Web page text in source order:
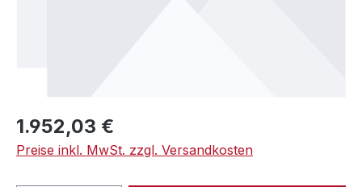
Regulärer Preis:
1.952,03 €
Preise inkl. MwSt. zzgl. Versandkosten